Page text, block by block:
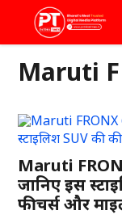
content
Maruti
Maruti
जानिए इस
फीचर्स और